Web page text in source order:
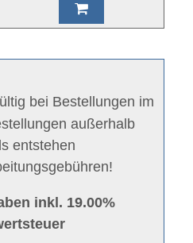
bei Bestellungen im
außerhalb
entstehen
inkl. 19.00%